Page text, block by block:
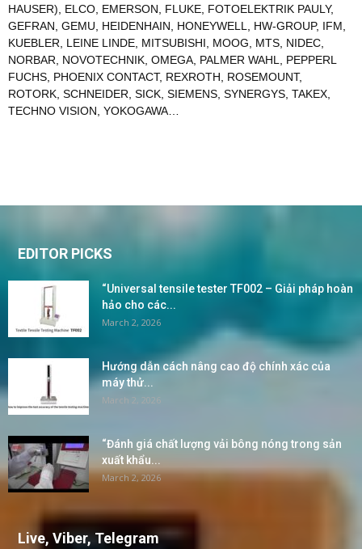
HAUSER)
ELCO EMERSON FLUKE FOTOELEKTRIK PAULY,
GEFRAN GEMU HEIDENHAIN HONEYWELL HW-GROUP, IFM
KUEBLER
LEINE LINDE MITSUBISHI MOOG MTS NIDEC
NORBAR
NOVOTECHNIK OMEGA PALMER WAHL
PEPPERL
FUCHS PHOENIX CONTACT, REXROTH ROSEMOUNT,
ROTORK SCHNEIDER SICK SIEMENS SYNERGYS TAKEX
TECHNO VISION YOKOGAWA
EDITOR PICKS
“Universal tensile tester TF002 – Giải pháp hoàn
hảo cho các...
March 2, 2026
Hướng dẫn cách nâng cao độ chính xác của
máy thử...
March 2, 2026
“Đánh giá chất lượng vải bông nóng trong sản
xuất khẩu...
March 2, 2026
Live, Viber, Telegram